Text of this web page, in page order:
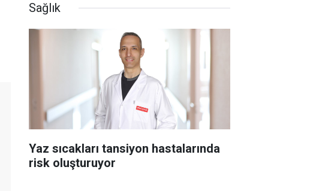
Sağlık
Yaz sıcakları tansiyon hastalarında
risk oluşturuyor